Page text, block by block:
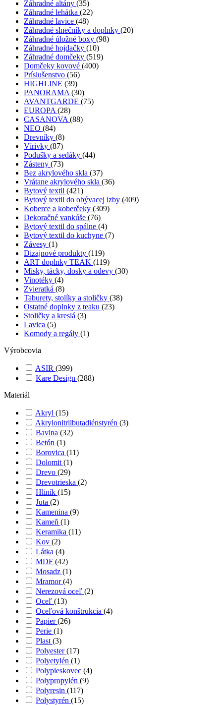
Záhradné altány (35)
Záhradné lehátka (22)
Záhradné lavice (48)
Záhradné slnečníky a doplnky (20)
Záhradné úložné boxy (98)
Záhradné hojdačky (10)
Záhradné domčeky (519)
Domčeky kovové (400)
Príslušenstvo (56)
HIGHLINE (39)
PANORAMA (30)
AVANTGARDE (75)
EUROPA (28)
CASANOVA (88)
NEO (84)
Drevníky (8)
Vírivky (87)
Podušky a sedáky (44)
Zásteny (73)
Bez akrylového skla (37)
Vrátane akrylového skla (36)
Bytový textil (421)
Bytový textil do obývacej izby (409)
Koberce a koberčeky (309)
Dekoračné vankúše (76)
Bytový textil do spálne (4)
Bytový textil do kuchyne (7)
Závesy (1)
Dizajnové produkty (119)
ART doplnky TEAK (119)
Misky, tácky, dosky a odevy (30)
Vinotéky (4)
Zvieratká (8)
Taburety, stolíky a stoličky (38)
Ostatné doplnky z teaku (23)
Stoličky a kreslá (3)
Lavica (5)
Komody a regály (1)
Výrobcovia
ASIR (399)
Kare Design (288)
Materiál
Akryl (15)
Akrylonitrilbutadiénstyrén (3)
Bavlna (32)
Betón (1)
Borovica (11)
Dolomit (1)
Drevo (29)
Drevotrieska (2)
Hliník (15)
Juta (2)
Kamenina (9)
Kameň (1)
Keramika (11)
Kov (2)
Látka (4)
MDF (42)
Mosadz (1)
Mramor(4)
Nerezová oceľ (2)
Oceľ (13)
Oceľová konštrukcia (4)
Papier(26)
Perie (1)
Plast (3)
Polyester(17)
Polyetylén (1)
Polypieskovec (4)
Polypropylén (9)
Polyresin (117)
Polystyrén (15)